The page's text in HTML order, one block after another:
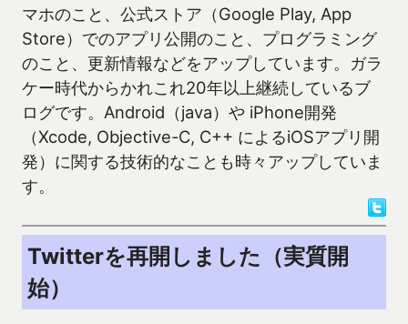
マホのこと、公式ストア（Google Play, App
Store）でのアプリ公開のこと、プログラミング
のこと、更新情報などをアップしています。ガラ
ケー時代からかれこれ20年以上継続しているブ
ログです。Android（java）や iPhone開発
（Xcode, Objective-C, C++ によるiOSアプリ開
発）に関する技術的なことも時々アップしていま
す。
Twitterを再開しました（実質開
始）